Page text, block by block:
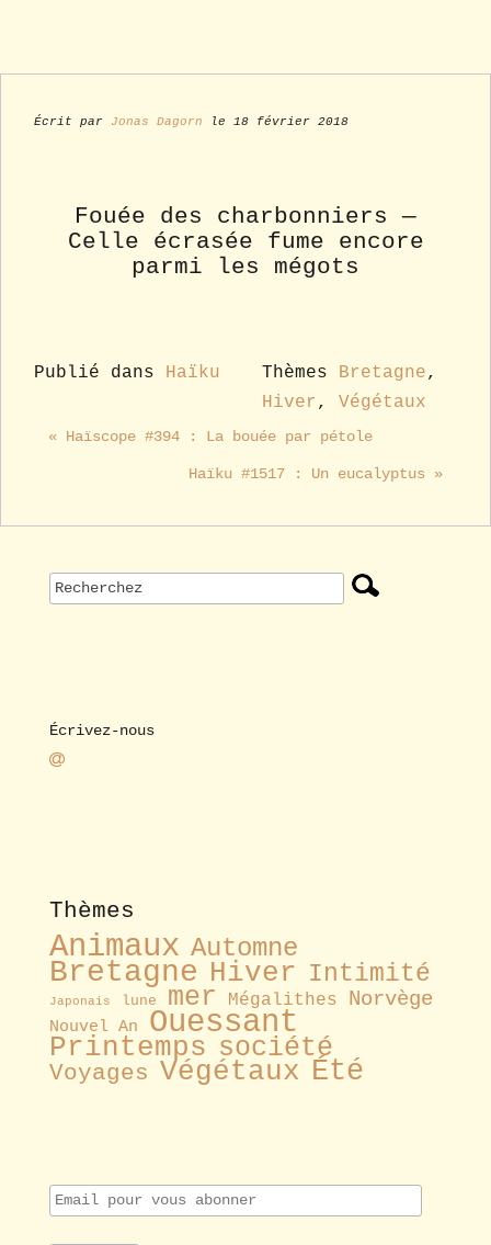
Écrit par Jonas Dagorn le 18 février 2018
Fouée des charbonniers —
Celle écrasée fume encore
parmi les mégots
Publié dans Haïku Thèmes Bretagne,
Hiver , Végétaux
« Haïscope #394 : La bouée par pétole
Haïku #1517 : Un eucalyptus »
Écrivez-nous
Thèmes
Animaux Automne
Bretagne Hiver Intimité
Japonais lune mer Mégalithes Norvège
Nouvel An Ouessant
Printemps société
Voyages Végétaux Été
E
m